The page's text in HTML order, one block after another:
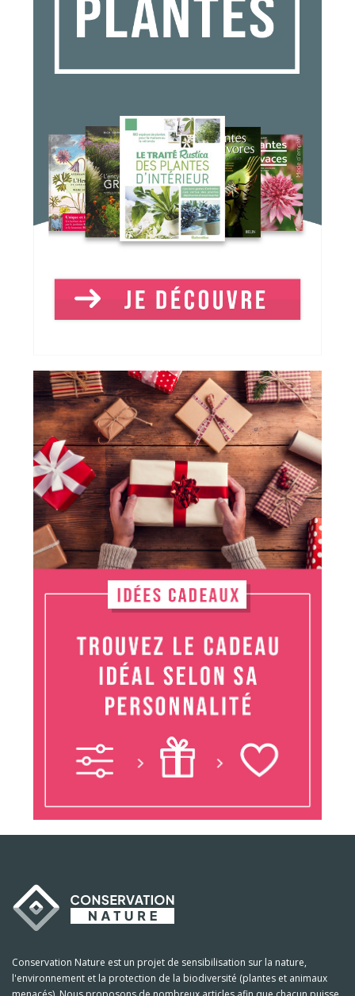
Conservation Nature est un projet de sensibilisation sur la nature,
l'environnement et la protection de la biodiversité (plantes et animaux